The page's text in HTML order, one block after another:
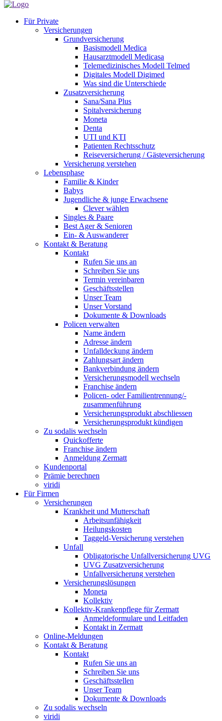
Für Private
Versicherungen
Grundversicherung
Basismodell Medica
Hausarztmodell Medicasa
Telemedizinisches Modell Telmed
Digitales Modell Digimed
Was sind die Unterschiede
Zusatzversicherung
Sana/Sana Plus
Spitalversicherung
Moneta
Denta
UTI und KTI
Patienten Rechtsschutz
Reiseversicherung / Gästeversicherung
Versicherung verstehen
Lebensphase
Familie & Kinder
Babys
Jugendliche & junge Erwachsene
Clever wählen
Singles & Paare
Best Ager & Senioren
Ein- & Auswanderer
Kontakt & Beratung
Kontakt
Rufen Sie uns an
Schreiben Sie uns
Termin vereinbaren
Geschäftsstellen
Unser Team
Unser Vorstand
Dokumente & Downloads
Policen verwalten
Name ändern
Adresse ändern
Unfalldeckung ändern
Zahlungsart ändern
Bankverbindung ändern
Versicherungsmodell wechseln
Franchise ändern
Policen- oder Familientrennung/-
zusammenführung
Versicherungsprodukt abschliessen
Versicherungsprodukt kündigen
Zu sodalis wechseln
Quickofferte
Franchise ändern
Anmeldung Zermatt
Kundenportal
Prämie berechnen
viridi
Für Firmen
Versicherungen
Krankheit und Mutterschaft
Arbeitsunfähigkeit
Heilungskosten
Taggeld-Versicherung verstehen
Unfall
Obligatorische Unfallversicherung UVG
UVG Zusatzversicherung
Unfallversicherung verstehen
Versicherungslösungen
Moneta
Kollektiv
Kollektiv-Krankenpflege für Zermatt
Anmeldeformulare und Leitfaden
Kontakt in Zermatt
Online-Meldungen
Kontakt & Beratung
Kontakt
Rufen Sie uns an
Schreiben Sie uns
Geschäftsstellen
Unser Team
Dokumente & Downloads
Zu sodalis wechseln
viridi